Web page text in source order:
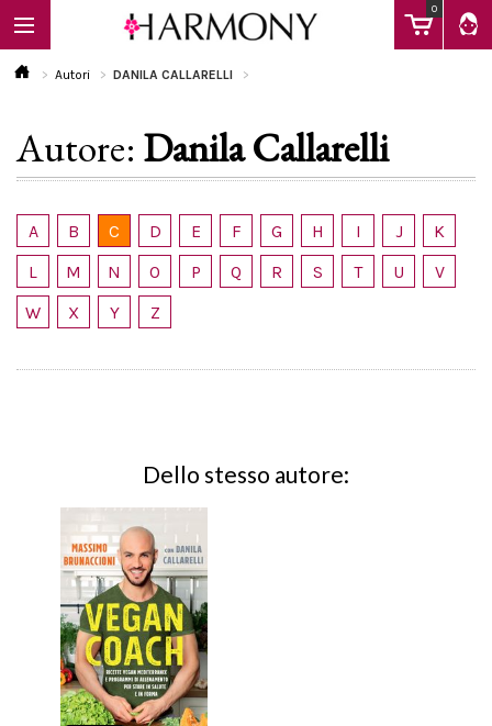
0
EBOOK
LIBRI
Calendario
Autori DANILA CALLARELLI
Autore: Danila Callarelli
A B C D E F G H I J
K
L
M N O P Q R S T U
V
W
X Y Z
Dello stesso autore: